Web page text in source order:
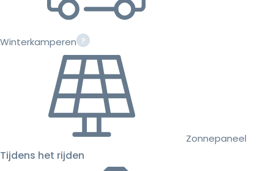
Winterkamperen
Zonnepaneel
Tijdens het rijden